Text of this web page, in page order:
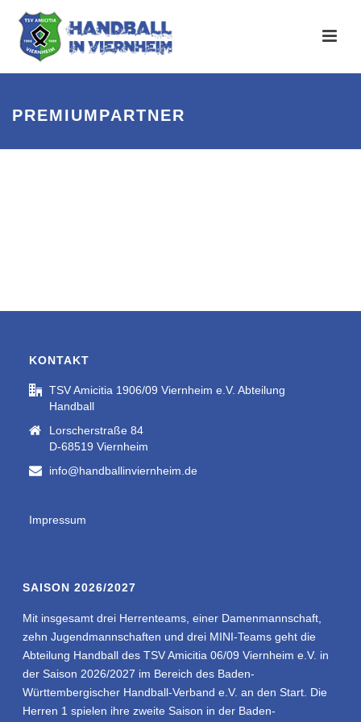
PREMIUMPARTNER
KONTAKT
TSV Amicitia 1906/09 Viernheim e.V. Abteilung
Handball
Lorscherstraße 84
D-68519 Viernheim
info@handballinviernheim.de
Impressum
SAISON 2026/2027
Mit insgesamt drei Herrenteams, einer Damenmannschaft,
zehn Jugendmannschaften und drei MINI-Teams geht die
Abteilung Handball des TSV Amicitia 06/09 Viernheim e.V. in
der Saison 2026/2027 im Bereich des Baden-
Württembergischer Handball-Verband e.V. an den Start. Die
Herren 1 spielen ihre zweite Saison in der Baden-